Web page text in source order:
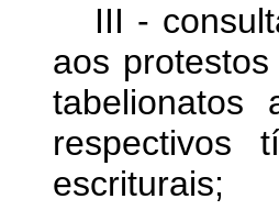
III -
aos
respectivos
escriturais;